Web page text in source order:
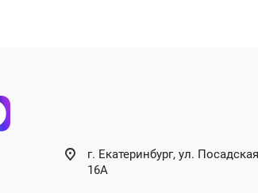
г. Екатеринбург, ул.
16А